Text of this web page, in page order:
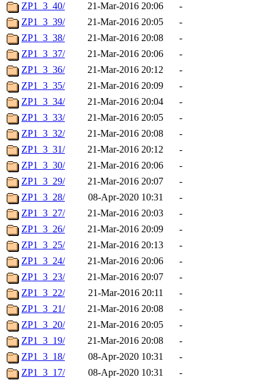
ZP1_3_40/
21-Mar-2016 20:06
-
ZP1_3_39/
21-Mar-2016 20:05
-
ZP1_3_38/
21-Mar-2016 20:08
-
ZP1_3_37/
21-Mar-2016 20:06
-
ZP1_3_36/
21-Mar-2016 20:12
-
ZP1_3_35/
21-Mar-2016 20:09
-
ZP1_3_34/
21-Mar-2016 20:04
-
ZP1_3_33/
21-Mar-2016 20:05
-
ZP1_3_32/
21-Mar-2016 20:08
-
ZP1_3_31/
21-Mar-2016 20:12
-
ZP1_3_30/
21-Mar-2016 20:06
-
ZP1_3_29/
21-Mar-2016 20:07
-
ZP1_3_28/
08-Apr-2020 10:31
-
ZP1_3_27/
21-Mar-2016 20:03
-
ZP1_3_26/
21-Mar-2016 20:09
-
ZP1_3_25/
21-Mar-2016 20:13
-
ZP1_3_24/
21-Mar-2016 20:06
-
ZP1_3_23/
21-Mar-2016 20:07
-
ZP1_3_22/
21-Mar-2016 20:11
-
ZP1_3_21/
21-Mar-2016 20:08
-
ZP1_3_20/
21-Mar-2016 20:05
-
ZP1_3_19/
21-Mar-2016 20:08
-
ZP1_3_18/
08-Apr-2020 10:31
-
ZP1_3_17/
08-Apr-2020 10:31
-